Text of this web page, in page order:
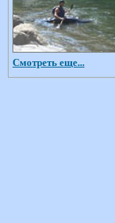
Смотреть еще...